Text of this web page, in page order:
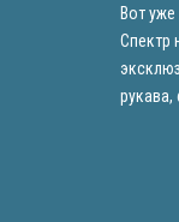
Вот
Спектр